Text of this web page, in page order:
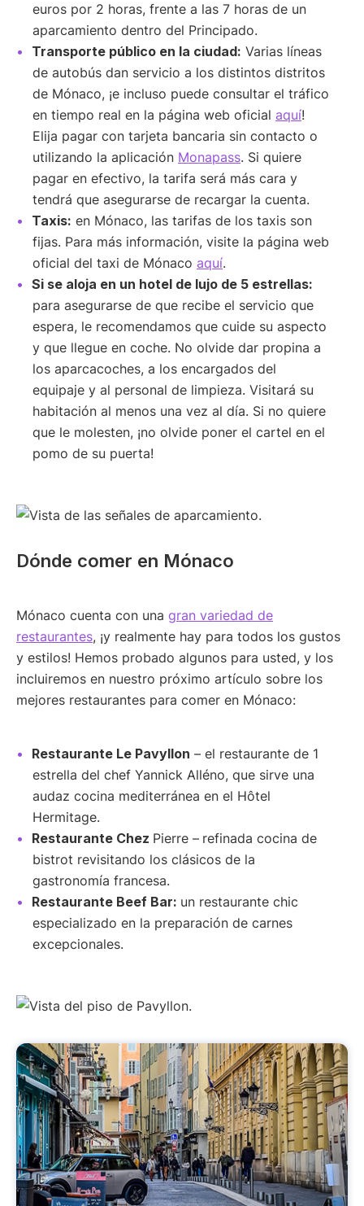
euros por 2 horas, frente a las 7 horas de un
aparcamiento dentro del Principado.
Transporte público en la ciudad: Varias líneas
de autobús dan servicio a los distintos distritos
de Mónaco, ¡e incluso puede consultar el tráfico
en tiempo real en la página web oficial aquí!
Elija pagar con tarjeta bancaria sin contacto o
utilizando la aplicación Monapass. Si quiere
pagar en efectivo, la tarifa será más cara y
tendrá que asegurarse de recargar la cuenta.
Taxis: en Mónaco, las tarifas de los taxis son
fijas. Para más información, visite la página web
oficial del taxi de Mónaco aquí.
Si se aloja en un hotel de lujo de 5 estrellas:
para asegurarse de que recibe el servicio que
espera, le recomendamos que cuide su aspecto
y que llegue en coche. No olvide dar propina a
los aparcacoches, a los encargados del
equipaje y al personal de limpieza. Visitará su
habitación al menos una vez al día. Si no quiere
que le molesten, ¡no olvide poner el cartel en el
pomo de su puerta!
Dónde comer en Mónaco
Mónaco cuenta con una gran variedad de
restaurantes, ¡y realmente hay para todos los gustos
y estilos! Hemos probado algunos para usted, y los
incluiremos en nuestro próximo artículo sobre los
mejores restaurantes para comer en Mónaco:
Restaurante Le Pavyllon – el restaurante de 1
estrella del chef Yannick Alléno, que sirve una
audaz cocina mediterránea en el Hôtel
Hermitage.
Restaurante Chez Pierre – refinada cocina de
bistrot revisitando los clásicos de la
gastronomía francesa.
Restaurante Beef Bar: un restaurante chic
especializado en la preparación de carnes
excepcionales.